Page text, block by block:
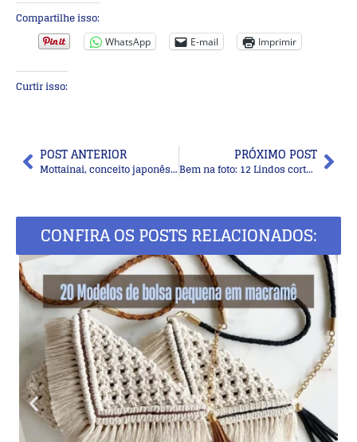
Compartilhe isso:
WhatsApp E-mail Imprimir
Curtir isso:
POST ANTERIOR
Mottainai, conceito japonês para o desperdício
PRÓXIMO POST
Bem na foto: 12 Lindos cortes de cabelo curto
CONFIRA OS POSTS RELACIONADOS: